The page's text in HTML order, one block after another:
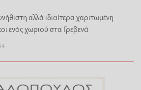
αλλά ιδιαίτερα χαριτωμένη
ενός χωριού στα Γρεβενά